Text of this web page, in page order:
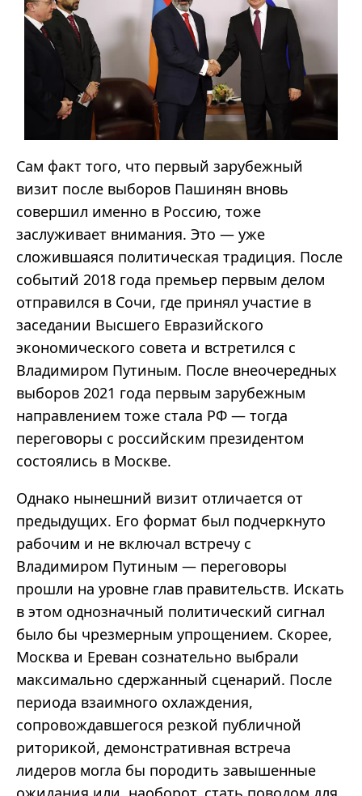
Сам факт того, что первый зарубежный
визит после выборов Пашинян вновь
совершил именно в Россию, тоже
заслуживает внимания. Это — уже
сложившаяся политическая традиция. После
событий 2018 года премьер первым делом
отправился в Сочи, где принял участие в
заседании Высшего Евразийского
экономического совета и встретился с
Владимиром Путиным. После внеочередных
выборов 2021 года первым зарубежным
направлением тоже стала РФ — тогда
переговоры с российским президентом
состоялись в Москве.
Однако нынешний визит отличается от
предыдущих. Его формат был подчеркнуто
рабочим и не включал встречу с
Владимиром Путиным — переговоры
прошли на уровне глав правительств. Искать
в этом однозначный политический сигнал
было бы чрезмерным упрощением. Скорее,
Москва и Ереван сознательно выбрали
максимально сдержанный сценарий. После
периода взаимного охлаждения,
сопровождавшегося резкой публичной
риторикой, демонстративная встреча
лидеров могла бы породить завышенные